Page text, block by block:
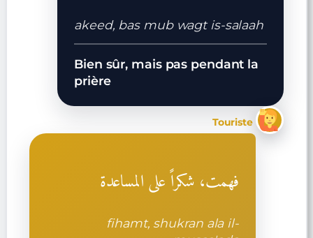
akeed, bas mub wagt is-salaah
Bien sûr, mais pas pendant la
prière
Touriste
فهمت، شكراً على المساعدة
fihamt, shukran ala il-